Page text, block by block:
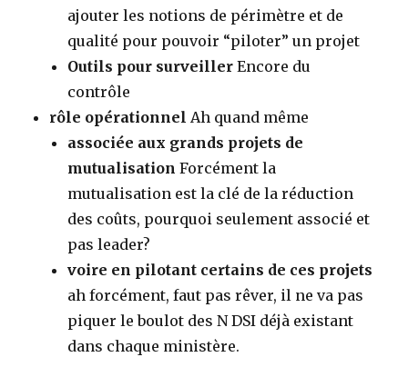
ajouter les notions de périmètre et de
qualité pour pouvoir “piloter” un projet
Outils pour surveiller Encore du
contrôle
rôle opérationnel Ah quand même
associée aux grands projets de
mutualisation Forcément la
mutualisation est la clé de la réduction
des coûts, pourquoi seulement associé et
pas leader?
voire en pilotant certains de ces projets
ah forcément, faut pas rêver, il ne va pas
piquer le boulot des N DSI déjà existant
dans chaque ministère.